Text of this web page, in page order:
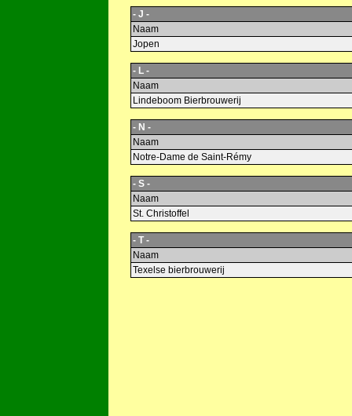
- J -
Naam
Jopen
- L -
Naam
Lindeboom Bierbrouwerij
- N -
Naam
Notre-Dame de Saint-Rémy
- S -
Naam
St. Christoffel
- T -
Naam
Texelse bierbrouwerij